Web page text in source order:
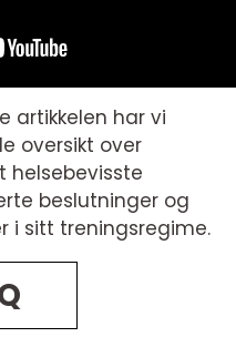
artikkelen har vi
oversikt over
helsebevisste
beslutninger og
i sitt treningsregime.